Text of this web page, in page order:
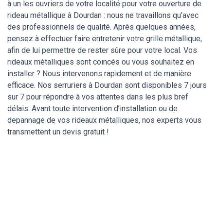
à un les ouvriers de votre localité pour votre ouverture de
rideau métallique à Dourdan : nous ne travaillons qu’avec
des professionnels de qualité. Après quelques années,
pensez à effectuer faire entretenir votre grille métallique,
afin de lui permettre de rester sûre pour votre local. Vos
rideaux métalliques sont coincés ou vous souhaitez en
installer ? Nous intervenons rapidement et de manière
efficace. Nos serruriers à Dourdan sont disponibles 7 jours
sur 7 pour répondre à vos attentes dans les plus bref
délais. Avant toute intervention d’installation ou de
depannage de vos rideaux métalliques, nos experts vous
transmettent un devis gratuit !